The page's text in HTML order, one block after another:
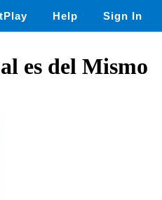
Help Sign In
es del Mismo